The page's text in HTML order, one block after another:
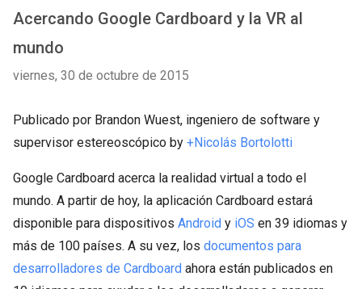
Acercando Google Cardboard y la VR al
mundo
viernes, 30 de octubre de 2015
Publicado por Brandon Wuest, ingeniero de software y
supervisor estereoscópico by +Nicolás Bortolotti
Google Cardboard acerca la realidad virtual a todo el
mundo. A partir de hoy, la aplicación Cardboard estará
disponible para dispositivos Android y iOS en 39 idiomas y
más de 100 países. A su vez, los documentos para
desarrolladores de Cardboard ahora están publicados en